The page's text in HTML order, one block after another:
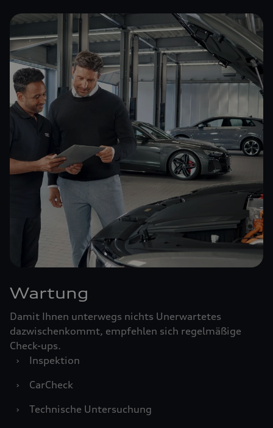
Wartung
Damit Ihnen unterwegs nichts Unerwartetes
dazwischenkommt, empfehlen sich regelmäßige
Check-ups.
›
Inspektion
›
CarCheck
›
Technische Untersuchung